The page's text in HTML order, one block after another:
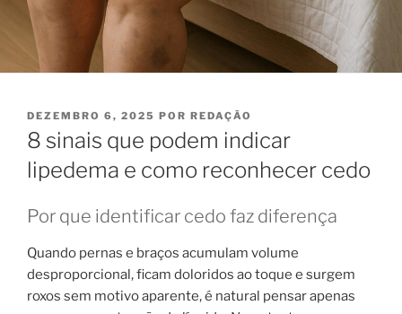
PUBLICADO
EM
DEZEMBRO 6, 2025 POR REDAÇÃO
8 sinais que podem indicar
lipedema e como reconhecer cedo
Por que identificar cedo faz diferença
Quando pernas e braços acumulam volume
desproporcional, ficam doloridos ao toque e surgem
roxos sem motivo aparente, é natural pensar apenas